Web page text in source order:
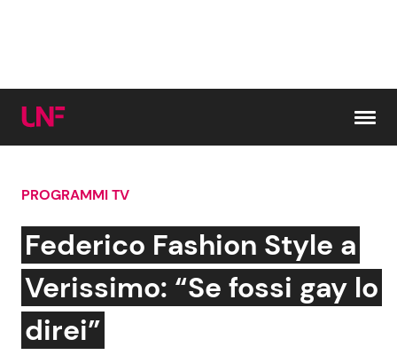
Cerca:
News e Cronaca
Attualità Italiana
Gossip e TV
Bellezze VIP
PROGRAMMI TV
Federico Fashion Style a
Verissimo: “Se fossi gay lo
direi”